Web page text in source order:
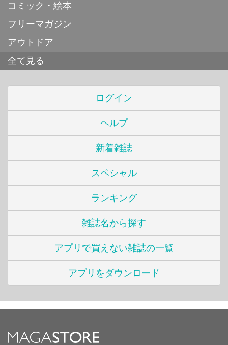
コミック・絵本
フリーマガジン
アウトドア
全て見る
ログイン
ヘルプ
新着雑誌
スペシャル
ランキング
雑誌名から探す
アプリで買えない雑誌の一覧
アプリをダウンロード